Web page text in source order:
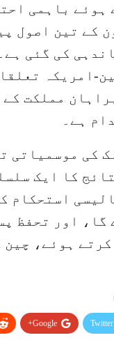
ہوئے باہمی
کے تین اصول
کی گئی
امریکہ
مملکت
ہے۔
کی موسمیاتی
کا ایک
استحکام
گا، اور تحفظ
ہوئے،
Twitter
Google+